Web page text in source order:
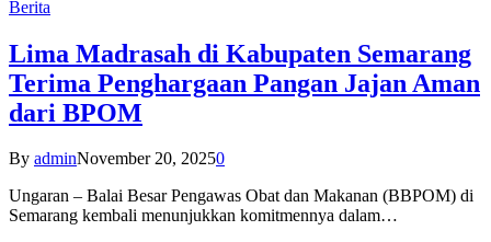
Berita
Lima Madrasah di Kabupaten Semarang
Terima Penghargaan Pangan Jajan Aman
dari BPOM
By adminNovember 20, 20250
Ungaran – Balai Besar Pengawas Obat dan Makanan (BBPOM) di
Semarang kembali menunjukkan komitmennya dalam…